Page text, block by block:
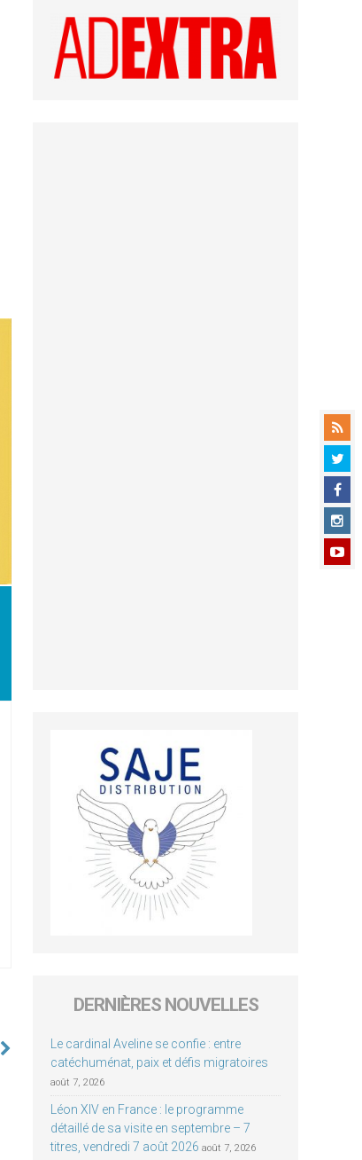
DERNIÈRES NOUVELLES
Le cardinal Aveline se confie : entre
catéchuménat, paix et défis migratoires
août 7, 2026
Léon XIV en France : le programme
détaillé de sa visite en septembre – 7
titres, vendredi 7 août 2026 août 7, 2026